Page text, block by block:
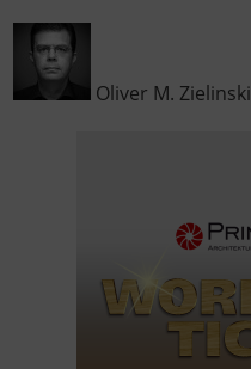
Oliver M.